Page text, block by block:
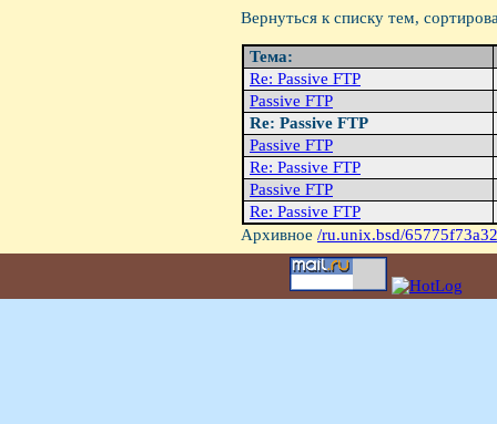
Вернуться к списку тем,
Тема:
Re: Passive FTP
Passive FTP
Re: Passive FTP
Passive FTP
Re: Passive FTP
Passive FTP
Re: Passive FTP
Архивное /ru.unix.bsd/